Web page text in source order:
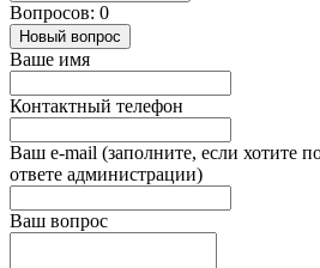
Вопросов: 0
Новый вопрос
Ваше имя
Контактный телефон
Ваш e-mail (заполните, если хотите
ответе администрации)
Ваш вопрос